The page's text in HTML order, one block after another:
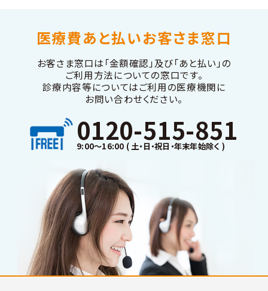
医療費あと払いお客さま窓口
お客さま窓口は「金額確認」及び「あと払い」の
ご利用方法についての窓口です。
診療内容等についてはご利用の医療機関に
お問い合わせください。
0120-515-851
9:00～16:00 ( 土・日・祝日・年末年始除く )